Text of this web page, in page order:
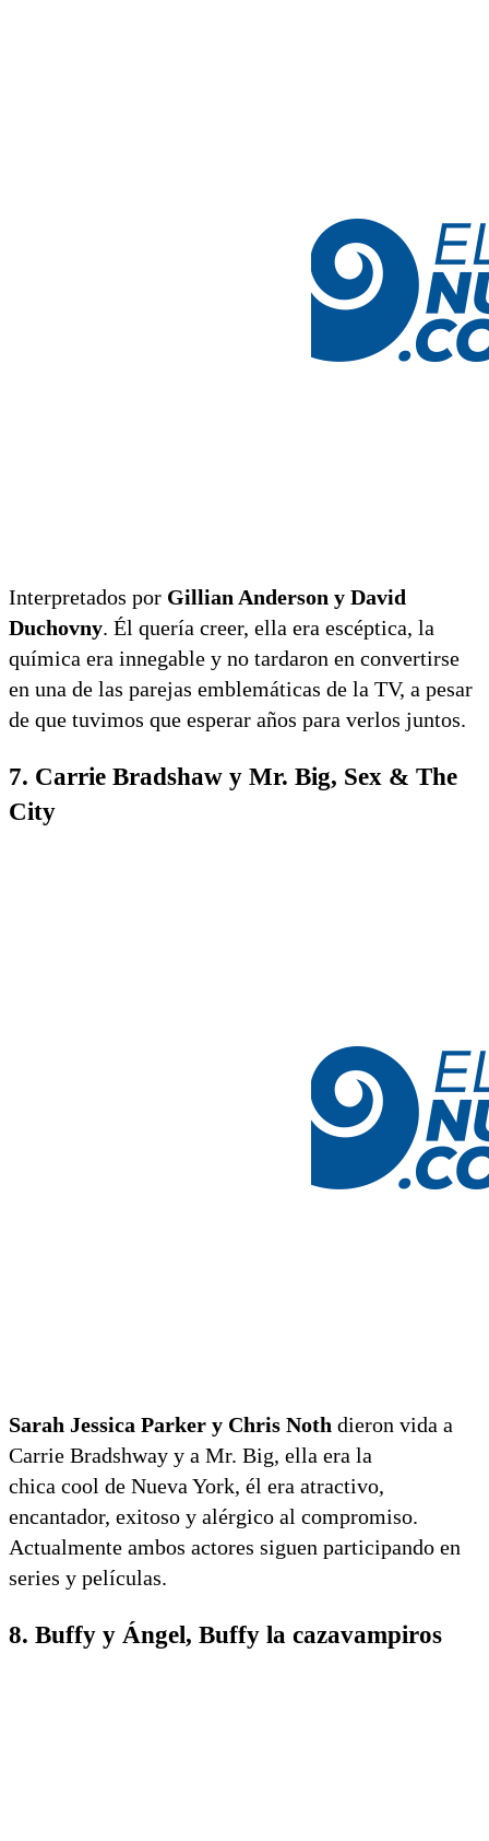
Interpretados por Gillian Anderson y David
Duchovny. Él quería creer, ella era escéptica, la
química era innegable y no tardaron en convertirse
en una de las parejas emblemáticas de la TV, a pesar
de que tuvimos que esperar años para verlos juntos.
7. Carrie Bradshaw y Mr. Big, Sex & The
City
Sarah Jessica Parker y Chris Noth dieron vida a
Carrie Bradshway y a Mr. Big, ella era la
chica cool de Nueva York, él era atractivo,
encantador, exitoso y alérgico al compromiso.
Actualmente ambos actores siguen participando en
series y películas.
8. Buffy y Ángel, Buffy la cazavampiros